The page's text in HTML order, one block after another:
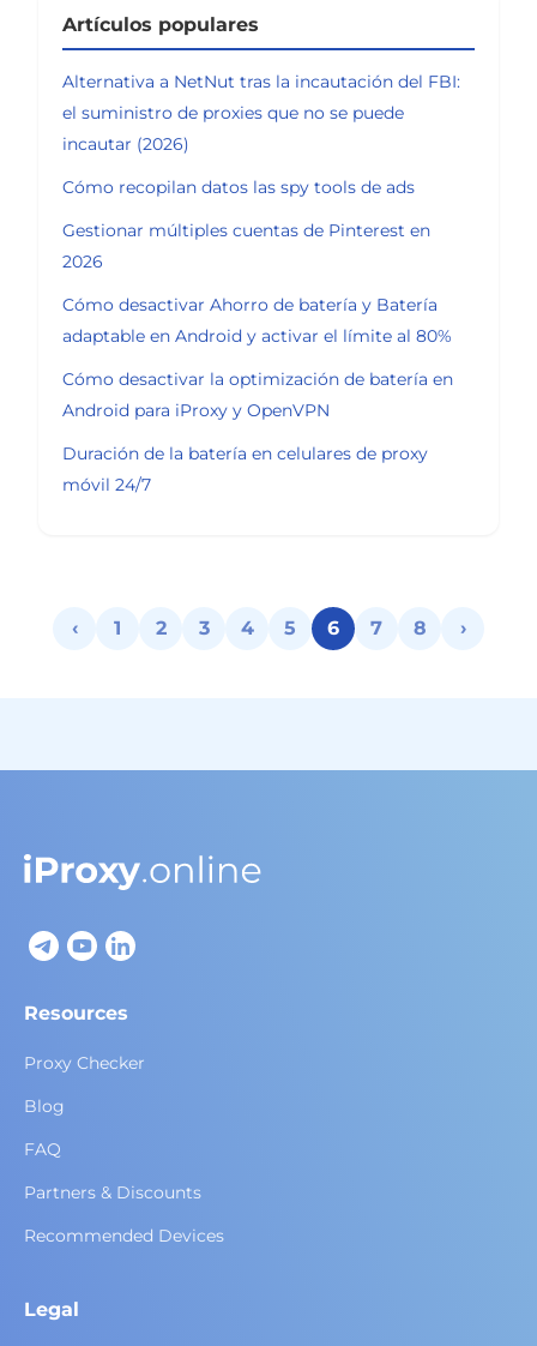
Artículos populares
Alternativa a NetNut tras la incautación del FBI:
el suministro de proxies que no se puede
incautar (2026)
Cómo recopilan datos las spy tools de ads
Gestionar múltiples cuentas de Pinterest en
2026
Cómo desactivar Ahorro de batería y Batería
adaptable en Android y activar el límite al 80%
Cómo desactivar la optimización de batería en
Android para iProxy y OpenVPN
Duración de la batería en celulares de proxy
móvil 24/7
‹ 1 2 3 4 5 6 7 8 ›
Resources
Proxy Checker
Blog
FAQ
Partners & Discounts
Recommended Devices
Legal